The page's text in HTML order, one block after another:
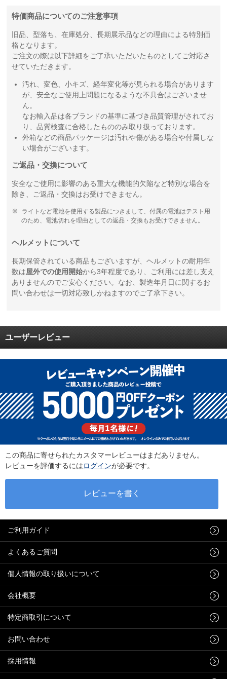
特価商品についてのご注意事項
旧品、型落ち、在庫処分、長期展示品などの理由による特別価
格となります。
ご注文の際は以下詳細をご了承いただいたものとしてご対応さ
せていただきます。
汚れ、変色、小キズ、経年変化等が見られる場合があります
が、安全なご使用上問題になるような不具合はございませ
ん。
なお輸入品は各ブランドの基準に基づき品質管理がされてお
り、品質検査に合格したもののみ取り扱っております。
外箱などの商品パッケージは汚れや傷がある場合や付属しな
い場合がございます。
ご返品・交換について
安全なご使用に影響のある重大な機能的欠陥など特別な場合を
除き、ご返品・交換はお受けできません。
ライトなど電池を使用する製品につきまして、付属の電池はテスト用
のため、電池切れを理由としての返品・交換もお受けできません。
ヘルメットについて
長期保管されている商品もございますが、ヘルメットの耐用年
数は屋外での使用開始から3年程度であり、ご利用には差し支え
ありませんのでご安心ください。なお、製造年月日に関するお
問い合わせは一切対応致しかねますのでご了承下さい。
ユーザーレビュー
この商品に寄せられたカスタマーレビューはまだありません。
レビューを評価するにはログインが必要です。
ご利用ガイド
よくあるご質問
個人情報の取り扱いについて
会社概要
特定商取引について
お問い合わせ
採用情報